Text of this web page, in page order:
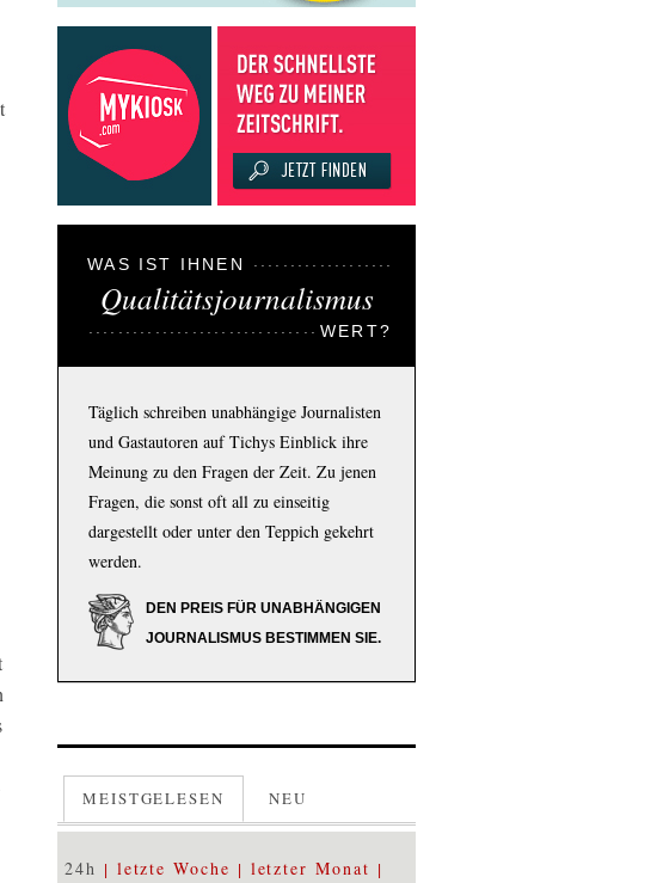
WAS IST IHNEN
Qualitätsjournalismus
WERT?
Täglich schreiben unabhängige Journalisten
und Gastautoren auf Tichys Einblick ihre
Meinung zu den Fragen der Zeit. Zu jenen
Fragen, die sonst oft all zu einseitig
dargestellt oder unter den Teppich gekehrt
werden.
DEN PREIS FÜR UNABHÄNGIGEN
JOURNALISMUS BESTIMMEN SIE.
MEISTGELESEN NEU
24h letzte Woche letzter Monat